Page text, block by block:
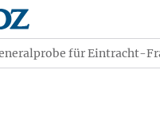
für Eintracht-